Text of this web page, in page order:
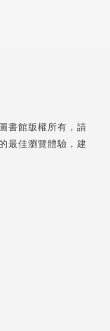
書館版權所有，請
最佳瀏覽體驗，建